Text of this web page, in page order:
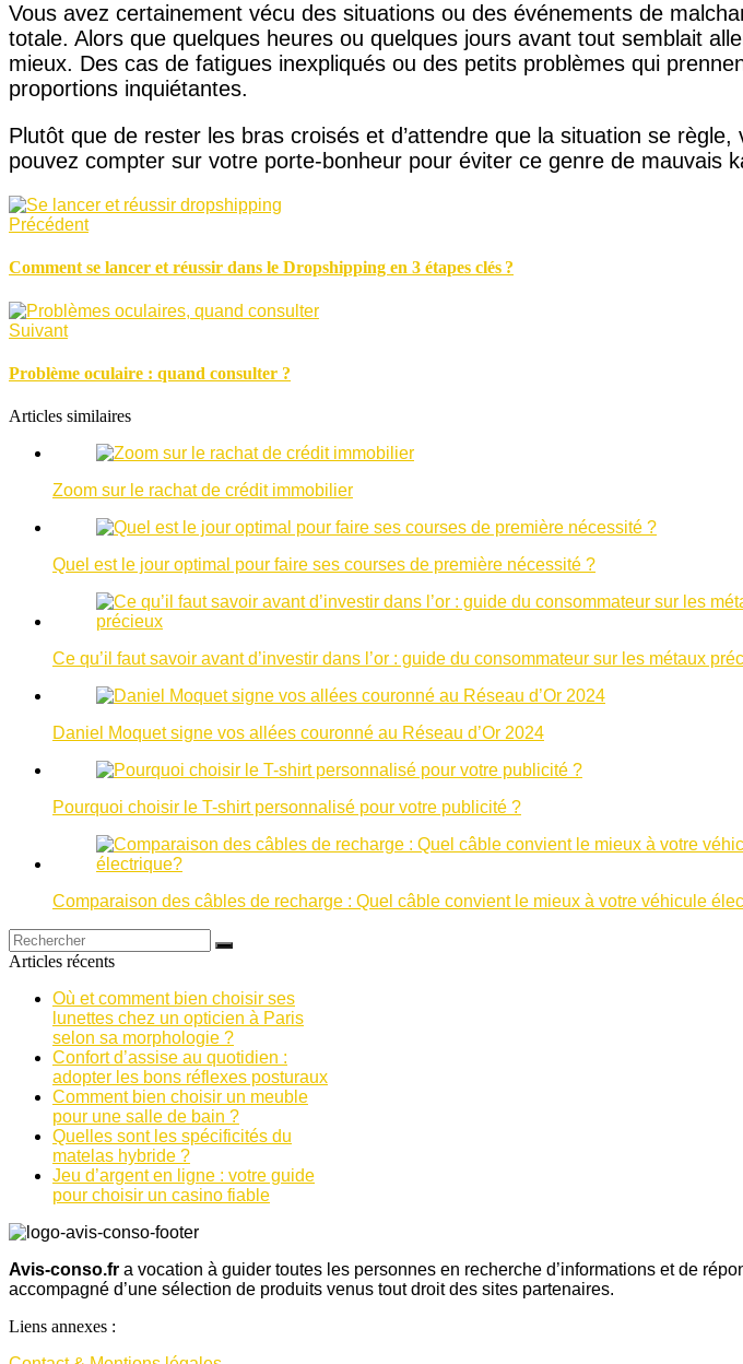
Vous avez certainement vécu des situations ou des événements de
totale. Alors que quelques heures ou quelques jours avant tout semblait
mieux. Des cas de fatigues inexpliqués ou des petits problèmes qui
proportions inquiétantes.
Plutôt que de rester les bras croisés et d’attendre que la situation se règle,
pouvez compter sur votre porte-bonheur pour éviter ce genre de mauvais
Précédent
Comment se lancer et réussir dans le Dropshipping en 3 étapes clés ?
Suivant
Problème oculaire : quand consulter ?
Articles similaires
Zoom sur le rachat de crédit immobilier
Quel est le jour optimal pour faire ses courses de première nécessité ?
Ce qu’il faut savoir avant d’investir dans l’or : guide du consommateur sur les métaux
Daniel Moquet signe vos allées couronné au Réseau d’Or 2024
Pourquoi choisir le T-shirt personnalisé pour votre publicité ?
Comparaison des câbles de recharge : Quel câble convient le mieux à votre véhicule
Articles récents
Où et comment bien choisir ses
lunettes chez un opticien à Paris
selon sa morphologie ?
Confort d’assise au quotidien :
adopter les bons réflexes posturaux
Comment bien choisir un meuble
pour une salle de bain ?
Quelles sont les spécificités du
matelas hybride ?
Jeu d’argent en ligne : votre guide
pour choisir un casino fiable
Avis-conso.fr a vocation à guider toutes les personnes en recherche d’informations et de
accompagné d’une sélection de produits venus tout droit des sites partenaires.
Liens annexes :